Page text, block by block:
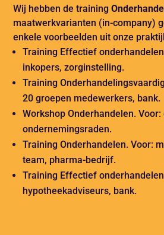
Wij hebben de training
maatwerkvarianten (in-company)
enkele voorbeelden uit onze
Training Effectief
inkopers, zorginstelling.
Training
20 groepen medewerkers, bank.
Workshop Onderhandelen. Voor:
ondernemingsraden.
Training Onderhandelen. Voor:
team, pharma-bedrijf.
Training Effectief
hypotheekadviseurs, bank.